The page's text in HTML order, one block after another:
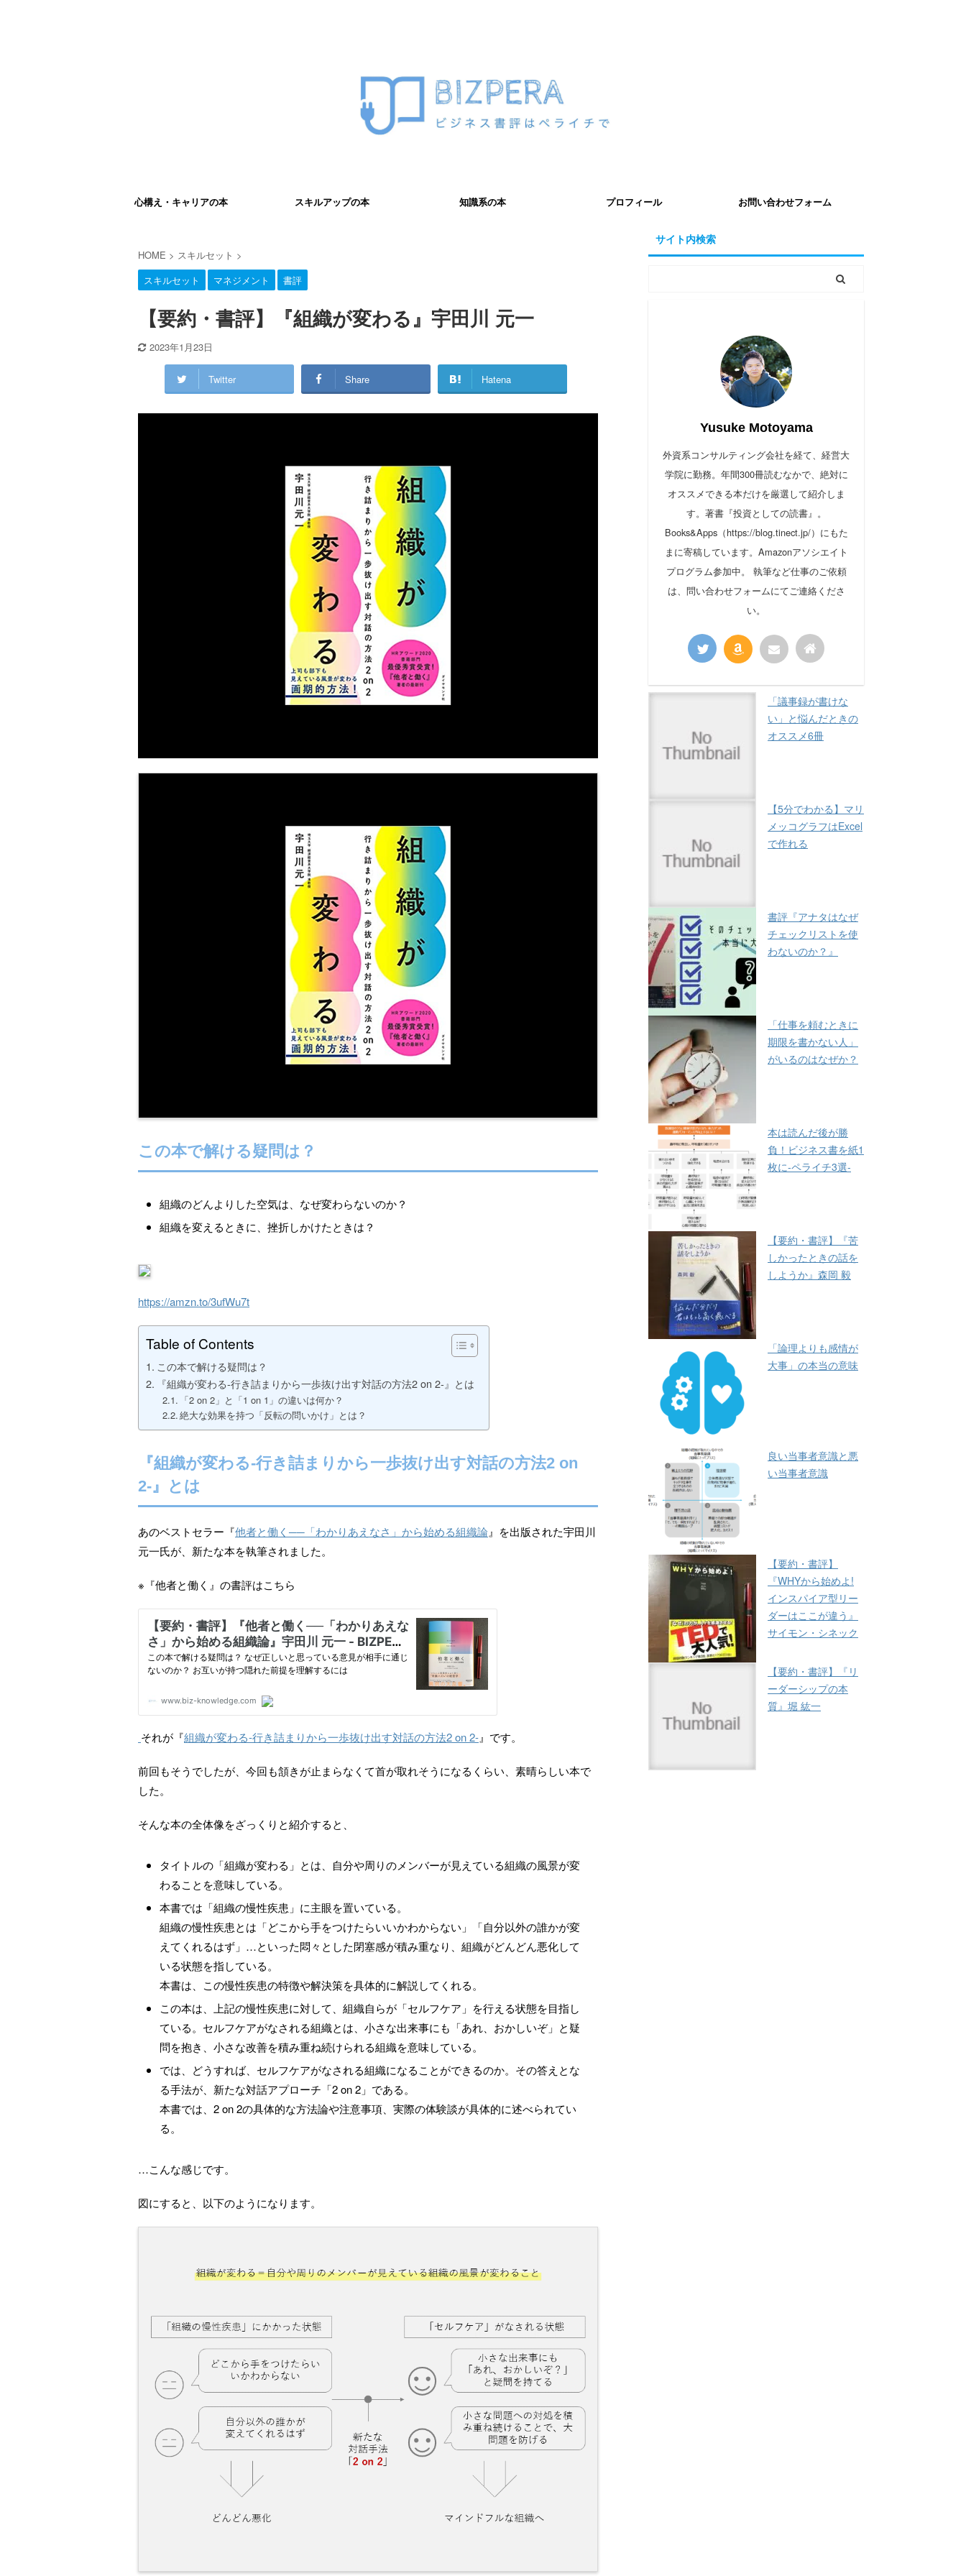
心構え・キャリアの本 スキルアップの本 知識系の本 プロフィール お問い合わせフォーム
HOME > スキルセット >
スキルセット
マネジメント 書評
【要約・書評】『組織が変わる』宇田川 元一
2023年1月23日
Twitter Share Hatena
この本で解ける疑問は？
組織のどんよりした空気は、なぜ変わらないのか？
組織を変えるときに、挫折しかけたときは？
https://amzn.to/3ufWu7t
Table of Contents
この本で解ける疑問は？
『組織が変わる-行き詰まりから一歩抜け出す対話の方法2 on 2-』とは
「2 on 2」と「1 on 1」の違いは何か？
絶大な効果を持つ「反転の問いかけ」とは？
『組織が変わる-行き詰まりから一歩抜け出す対話の方法2 on
2-』とは
あのベストセラー『他者と働く──「わかりあえなさ」から始める組織論 』を出版された宇田川
元一氏が、新たな本を執筆されました。
※『他者と働く』の書評はこちら
それが『組織が変わる-行き詰まりから一歩抜け出す対話の方法2 on 2-』です。
前回もそうでしたが、今回も頷きが止まらなくて首が取れそうになるくらい、素晴らしい本で
した。
そんな本の全体像をざっくりと紹介すると、
タイトルの「組織が変わる」とは、自分や周りのメンバーが見えている組織の風景が変
わることを意味している。
本書では「組織の慢性疾患」に主眼を置いている。
組織の慢性疾患とは「どこから手をつけたらいいかわからない」「自分以外の誰かが変
えてくれるはず」…といった悶々とした閉塞感が積み重なり、組織がどんどん悪化して
いる状態を指している。
本書は、この慢性疾患の特徴や解決策を具体的に解説してくれる。
この本は、上記の慢性疾患に対して、組織自らが「セルフケア」を行える状態を目指し
ている。セルフケアがなされる組織とは、小さな出来事にも「あれ、おかしいぞ」と疑
問を抱き、小さな改善を積み重ね続けられる組織を意味している。
では、どうすれば、セルフケアがなされる組織になることができるのか。その答えとな
る手法が、新たな対話アプローチ「2 on 2」である。
本書では、2 on 2の具体的な方法論や注意事項、実際の体験談が具体的に述べられてい
る。
…こんな感じです。
図にすると、以下のようになります。
サイト内検索
Yusuke Motoyama
外資系コンサルティング会社を経て、経営大
学院に勤務。年間300冊読むなかで、絶対に
オススメできる本だけを厳選して紹介しま
す。著書『投資としての読書』。
Books&Apps（https://blog.tinect.jp/）にもた
まに寄稿しています。Amazonアソシエイト
プログラム参加中。 執筆など仕事のご依頼
は、問い合わせフォームにてご連絡くださ
い。
「議事録が書けな
い」と悩んだときの
オススメ6冊
【5分でわかる】マリ
メッコグラフはExcel
で作れる
書評『アナタはなぜ
チェックリストを使
わないのか？』
「仕事を頼むときに
期限を書かない人」
がいるのはなぜか？
本は読んだ後が勝
負！ビジネス書を紙1
枚に-ペライチ3選-
【要約・書評】『苦
しかったときの話を
しようか』森岡 毅
「論理よりも感情が
大事」の本当の意味
良い当事者意識と悪
い当事者意識
【要約・書評】
『WHYから始めよ!
インスパイア型リー
ダーはここが違う』
サイモン・シネック
【要約・書評】『リ
ーダーシップの本
質』堀 紘一